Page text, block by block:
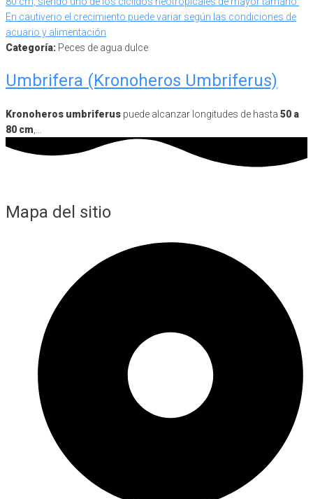
Categoría: Peces de agua dulce
Umbrifera (Kronoheros Umbriferus)
Kronoheros umbriferus puede alcanzar longitudes de hasta 50 a
80 cm
Mapa del sitio